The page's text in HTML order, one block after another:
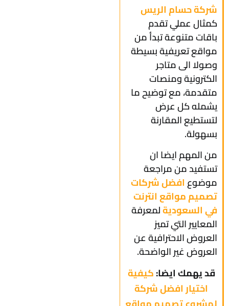
شركة حسام الريس
كمثال عملي تقدم
باقات متنوعة تبدأ من
مواقع تعريفية بسيطة
وصولا الى متاجر
الكترونية ومنصات
متقدمة، مع توضيح ما
يشمله كل عرض
لتستطيع المقارنة
بسهولة.
من المهم ايضا ان
تستفيد من مراجعة
موضوعافضل شركات
تصميم مواقع انترنت
في السعوديةلمعرفة
المعايير التي تميز
العروض الاحترافية عن
العروض غير الواضحة.
قد يهمك ايضا:كيفية
اختيار افضل شركة